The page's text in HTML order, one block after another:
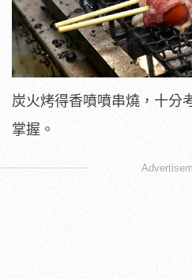
炭火烤得香噴噴串燒，十分
掌握。